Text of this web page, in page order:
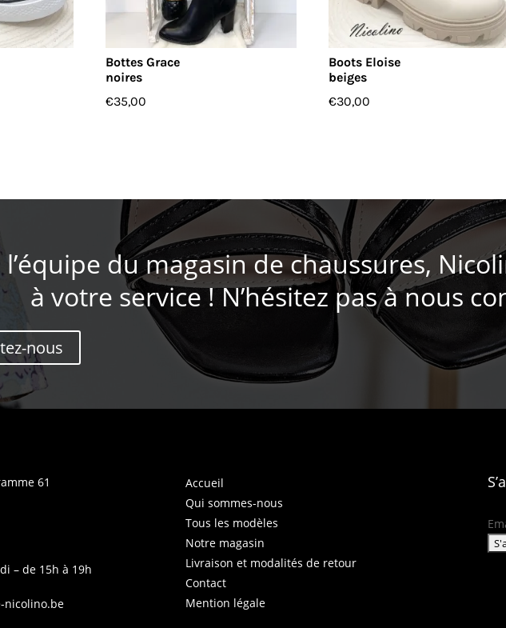
Bottes Grace
noires
€35,00
Boots Eloise
beiges
€30,00
du magasin de chaussures,
à votre service ! N’hésitez pas à nous
nous
61
– de 15h à 19h
nicolino.be
Accueil
Qui sommes-nous
Tous les modèles
Notre magasin
Livraison et modalités de retour
Contact
Mention légale